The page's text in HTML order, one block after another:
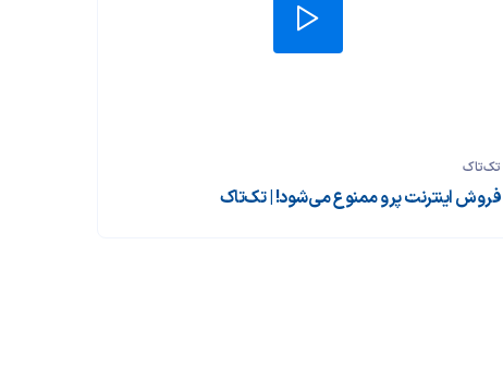
تک‌تاک
فروش اینترنت پرو ممنوع می‌شود! | تک‌تاک